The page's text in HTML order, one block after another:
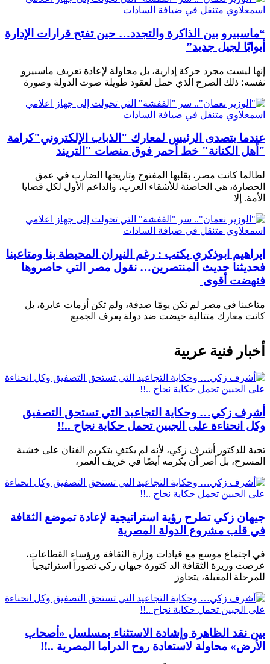
“ماسبيرو بين الذاكرة والتجدد… حين تفتح قرارات الإدارة
أبوابًا لجيل جديد”
إنها ليست مجرد حركة إدارية، بل محاولة لإعادة تعريف ماسبيرو
نفسه؛ ذلك الصرح الذي حمل لعقود طويلة صوت الدولة وصورة
عندما يتصدى الرئيس لمعارك "الذباب الإلكتروني"كرامة
"أهل الكنانة" خط أحمر فوق منصات "التريند
لطالما كانت مصر، بقلبها المفتوح وتاريخها الضارب في عمق
الحضارة، هي الحاضنة للأشقاء العرب، والداعم الأول لكل قضايا
الأمة. إلا
ابراهيم ابوذكري يكتب : رغم النيران المحيطة بنا ومتاعبنا
فحديثنا حديث المنتصرين… نقول مصر التي حاصروها
فنهضت أقوى
متاعبنا في مصر لم تكن يومًا صدفة، ولم تكن أزمات عابرة، بل
كانت معارك متتالية خيضت ضد دولة يعرف الجميع
أخبار فنية عربية
أشرف زكي… وحكاية التجاعيد التي تستحق التصفيق
وكل انحناءة على الجبين تحمل حكاية نجاح ..!!
تحية للدكتور أشرف زكي، لأنه لم يكتفِ بتكريم الفنان على خشبة
المسرح، بل أصر أن يكرمه أيضًا في خريف العمر،
جيهان زكي تطرح رؤية استراتيجية لإعادة تموضع الثقافة
في قلب مشروع الدولة المصرية
في اجتماع موسع مع قيادات وزارة الثقافة ورؤساء القطاعات،
عرضت وزيرة الثقافة الد كتورة جيهان زكي تصوراً استراتيجياً
للمرحلة المقبلة، يتجاوز
بين نقد الظاهرة وإشادة الاستثناء بمسلسل «أصحاب
الأرض» محاولة لاستعادة روح الدراما المصرية ..!!